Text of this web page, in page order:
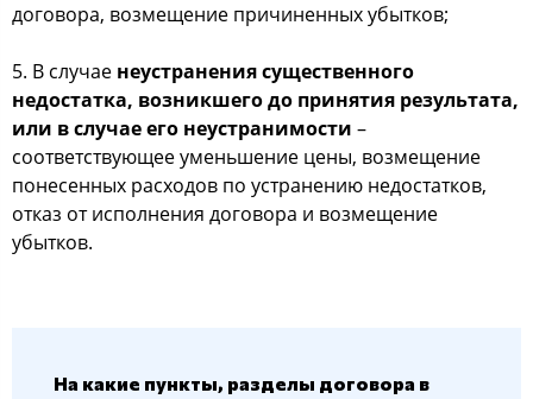
договора, возмещение причиненных убытков;
5. В случае неустранения существенного
недостатка, возникшего до принятия результата,
или в случае его неустранимости –
соответствующее уменьшение цены, возмещение
понесенных расходов по устранению недостатков,
отказ от исполнения договора и возмещение
убытков.
На какие пункты, разделы договора в